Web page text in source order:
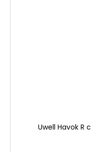
Uwell Havok